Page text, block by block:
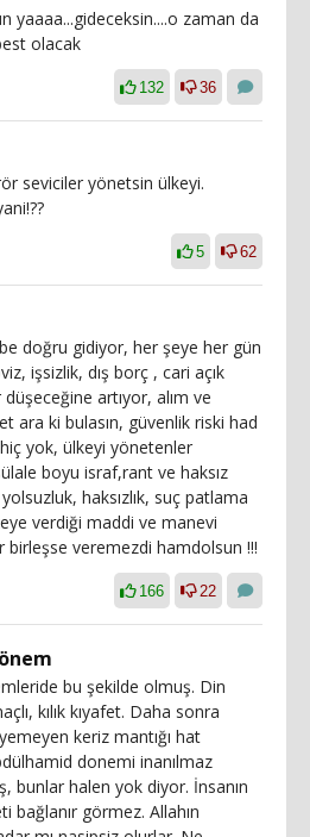
yaaaa...gideceksin....o zaman da
olacak
132 36
seviciler yönetsin ülkeyi.
5 62
doğru gidiyor, her şeye her gün
işsizlik, dış borç , cari açık
artıyor, alım ve
ara ki bulasın, güvenlik riski had
yok, ülkeyi yönetenler
boyu israf,rant ve haksız
haksızlık, suç patlama
verdiği maddi ve manevi
birleşse veremezdi hamdolsun !!!
166 22
bu şekilde olmuş. Din
kılık kıyafet. Daha sonra
keriz mantığı hat
donemi inanılmaz
bunlar halen yok diyor. İnsanın
bağlanır görmez. Allahın